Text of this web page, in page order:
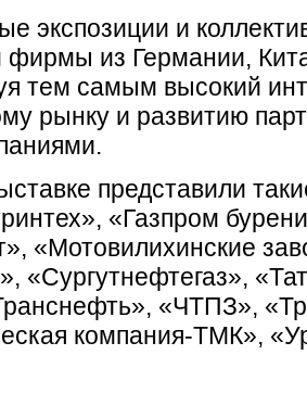
экспозиции и
фирмы из Германии,
тем самым высокий
рынку и развитию
представили
«Газпром
«Мотовилихинские
«Сургутнефтегаз»,
«ЧТПЗ»,
компания-ТМК»,